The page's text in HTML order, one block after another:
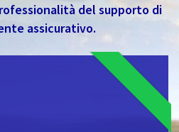
del supporto di
assicurativo.